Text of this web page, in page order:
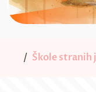
Škole stranih